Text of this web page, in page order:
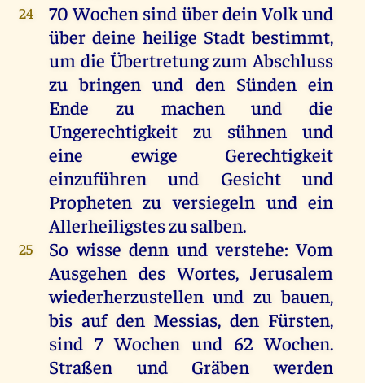
24 70Wochen sind überdeinVolkund
über deine heilige Stadt bestimmt,
um die Übertretung zum Abschluss
zu bringen und den Sünden ein
Ende
zu machen und
die
Ungerechtigkeit
zu sühnen
und
eine
ewige
Gerechtigkeit
einzuführenund Gesicht
und
Propheten zu versiegeln und ein
Allerheiligsteszusalben.
25 So wisse denn und verstehe:Vom
Ausgehen des Wortes,Jerusalem
wiederherzustellenund zu bauen,
bis auf denMessias,den Fürsten,
sind7Wochen und 62Wochen.
Straßen
und Gräben
werden